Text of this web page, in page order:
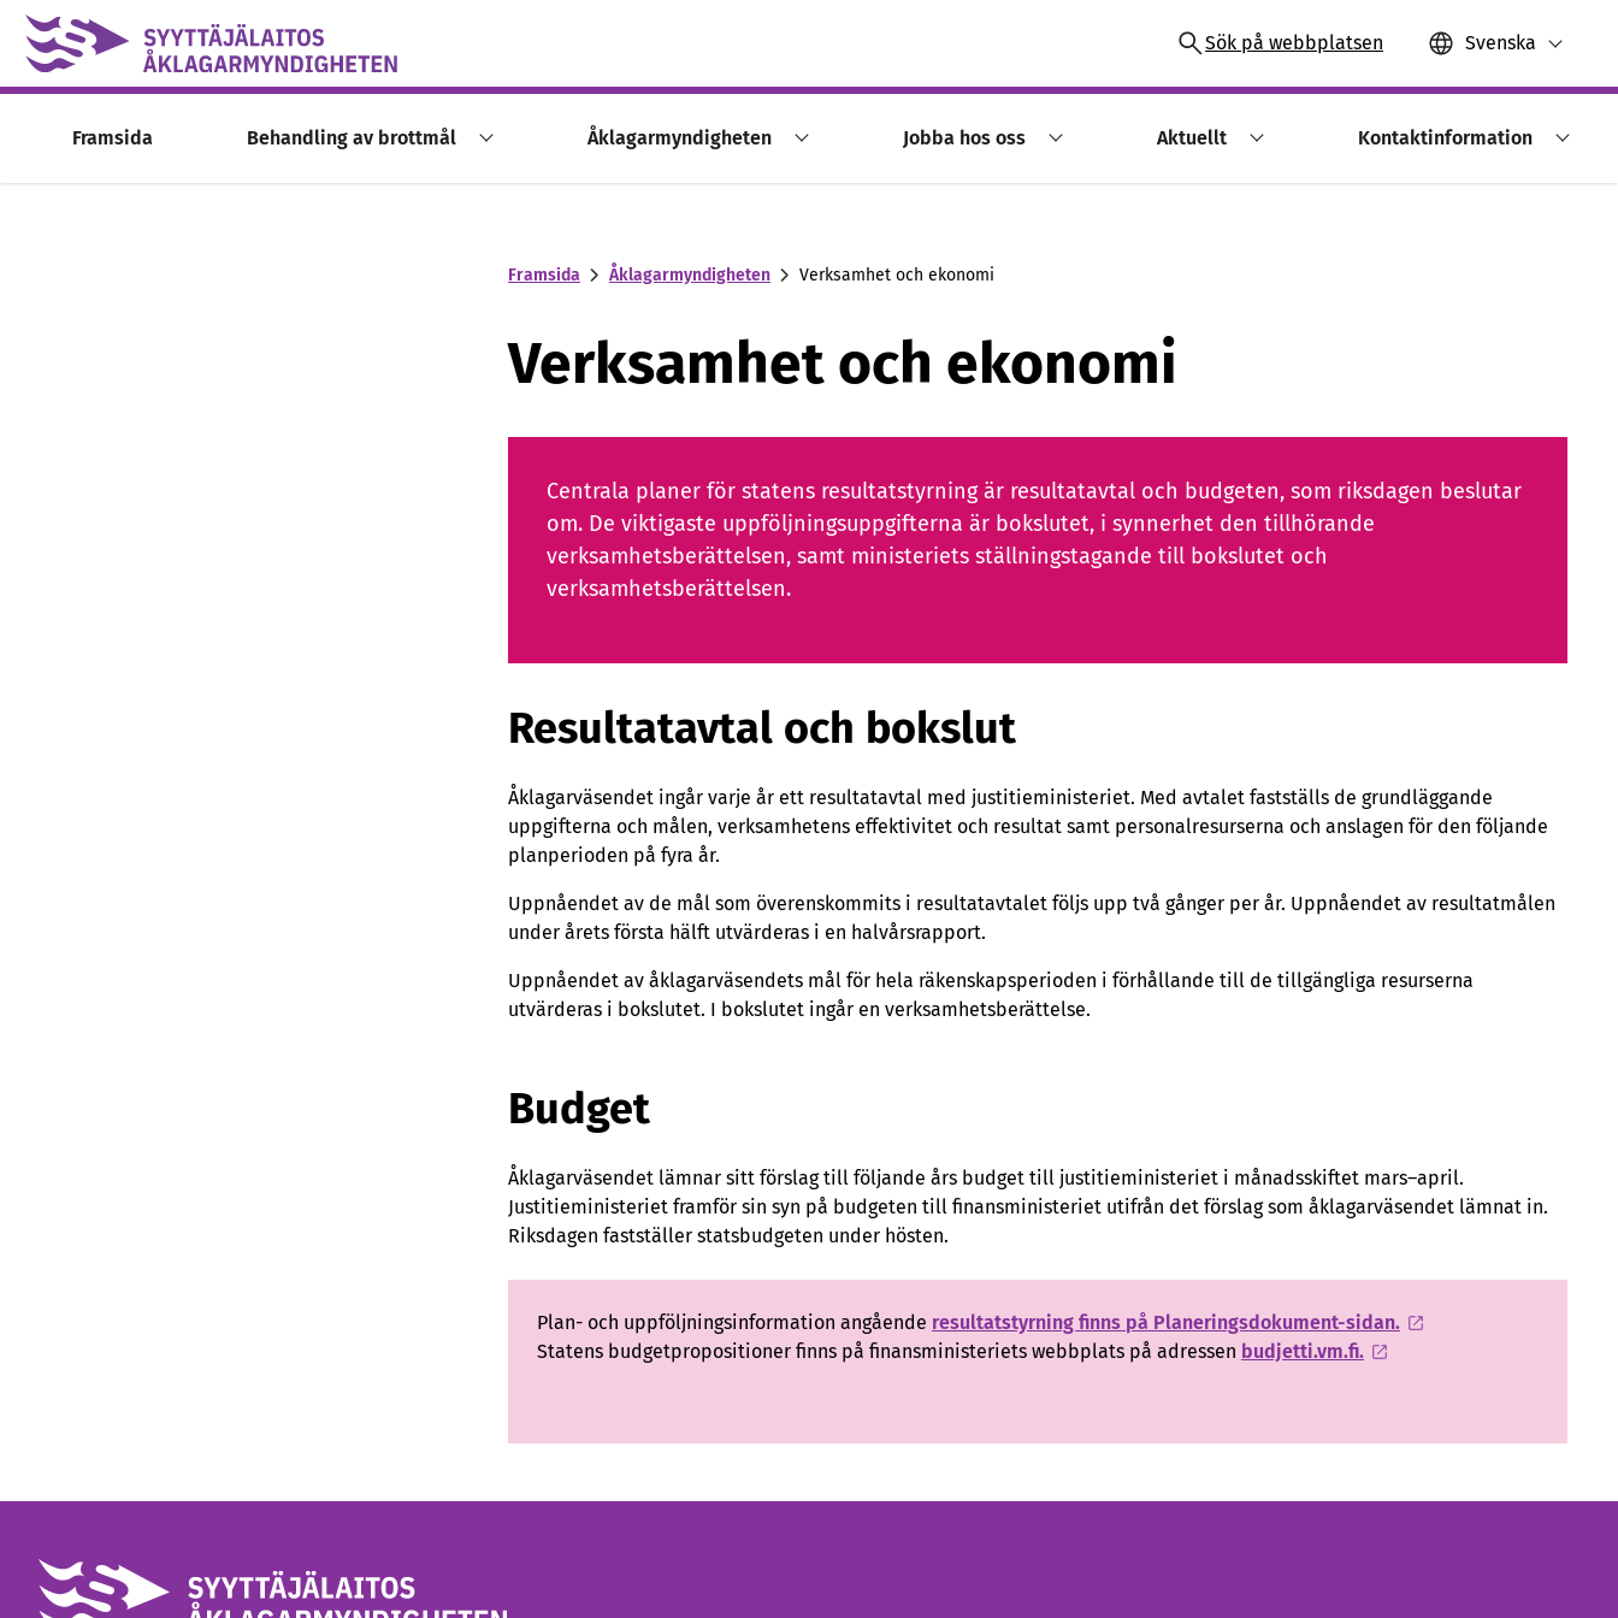
Skip to content -saavutettavuusohje
Sök på webbplatsen Svenska
Framsida Behandling av brottmål Åklagarmyndigheten Jobba hos oss Aktuellt Kontaktinformation
Framsida Åklagarmyndigheten Verksamhet och ekonomi
Verksamhet och ekonomi
Centrala planer för statens resultatstyrning är resultatavtal och budgeten, som riksdagen beslutar
om. De viktigaste uppföljningsuppgifterna är bokslutet, i synnerhet den tillhörande
verksamhetsberättelsen, samt ministeriets ställningstagande till bokslutet och
verksamhetsberättelsen.
Resultatavtal och bokslut
Åklagarväsendet ingår varje år ett resultatavtal med justitieministeriet. Med avtalet fastställs de grundläggande
uppgifterna och målen, verksamhetens effektivitet och resultat samt personalresurserna och anslagen för den följande
planperioden på fyra år.
Uppnåendet av de mål som överenskommits i resultatavtalet följs upp två gånger per år. Uppnåendet av resultatmålen
under årets första hälft utvärderas i en halvårsrapport.
Uppnåendet av åklagarväsendets mål för hela räkenskapsperioden i förhållande till de tillgängliga resurserna
utvärderas i bokslutet. I bokslutet ingår en verksamhetsberättelse.
Budget
Åklagarväsendet lämnar sitt förslag till följande års budget till justitieministeriet i månadsskiftet mars–april.
Justitieministeriet framför sin syn på budgeten till finansministeriet utifrån det förslag som åklagarväsendet lämnat in.
Riksdagen fastställer statsbudgeten under hösten.
Plan- och uppföljningsinformation angående resultatstyrning finns på Planeringsdokument-sidan.
Statens budgetpropositioner finns på finansministeriets webbplats på adressen budjetti.vm.fi.